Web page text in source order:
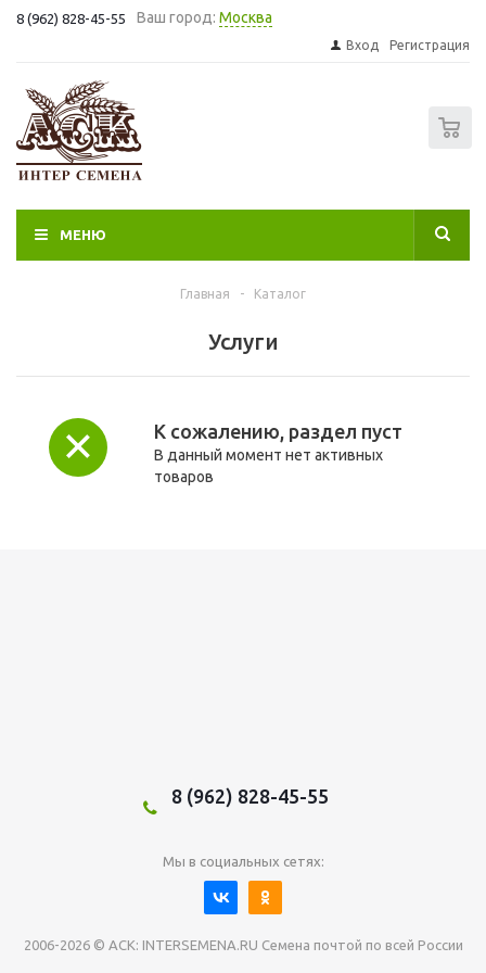
8 (962) 828-45-55 Ваш город: Москва
Вход Регистрация
МЕНЮ
Главная - Каталог
Услуги
К сожалению, раздел пуст
В данный момент нет активных
товаров
8 (962) 828-45-55
Мы в социальных сетях:
2006-2026 © АСК: INTERSEMENA.RU Семена почтой по всей России